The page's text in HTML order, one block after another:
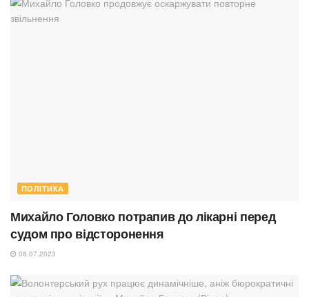
ПОЛІТИКА
Михайло Головко потрапив до лікарні перед
судом про відсторонення
08.07.2023